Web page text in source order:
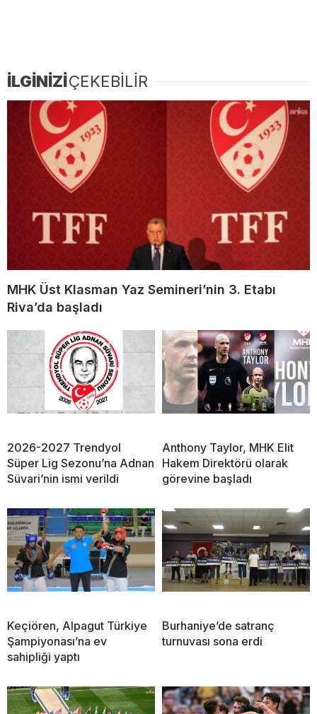
İLGİNİZİÇEKEBİLİR
MHK Üst Klasman Yaz Semineri’nin 3. Etabı
Riva’da başladı
2026-2027 Trendyol
Süper Lig Sezonu’na Adnan
Süvari’nin ismi verildi
Anthony Taylor, MHK Elit
Hakem Direktörü olarak
görevine başladı
Keçiören, Alpagut Türkiye
Şampiyonası’na ev
sahipliği yaptı
Burhaniye’de satranç
turnuvası sona erdi